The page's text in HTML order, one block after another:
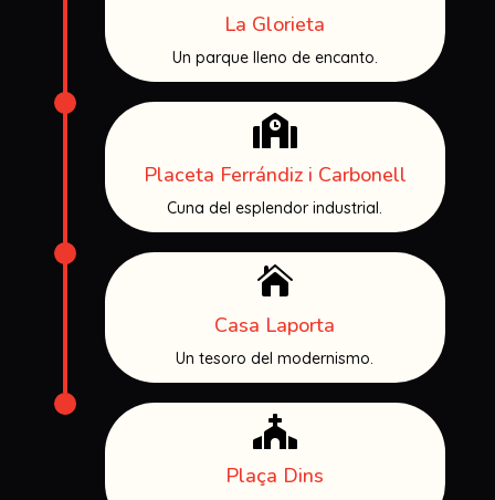
La Glorieta
Un parque lleno de encanto.

Placeta Ferrándiz i Carbonell
Cuna del esplendor industrial.

Casa Laporta
Un tesoro del modernismo.

Plaça Dins